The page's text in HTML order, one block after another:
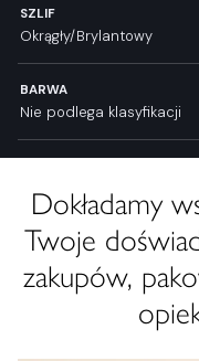
SZLIF
Okrągły/Brylantowy
BARWA
Nie podlega klasyfikacji
Dokładamy
Twoje
zakupów,